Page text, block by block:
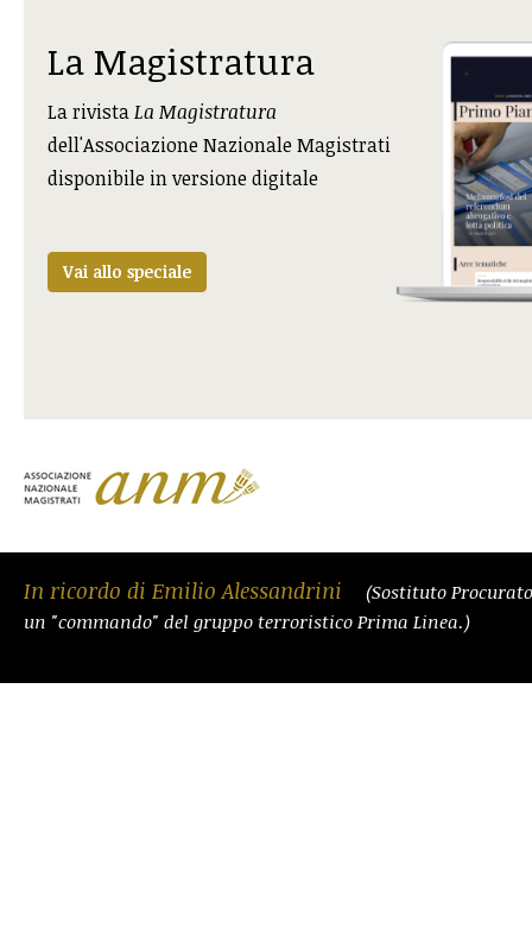
La Magistratura
La rivistaLa Magistratura
dell'Associazione Nazionale Magistrati
disponibile in versione digitale
Vai allo speciale
In ricordo di Emilio Alessandrini
(Sostituto
un "commando" del gruppo terroristico Prima Linea.)